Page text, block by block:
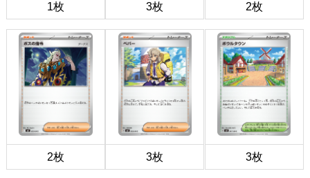
1枚 3枚 2枚
2枚 3枚 3枚